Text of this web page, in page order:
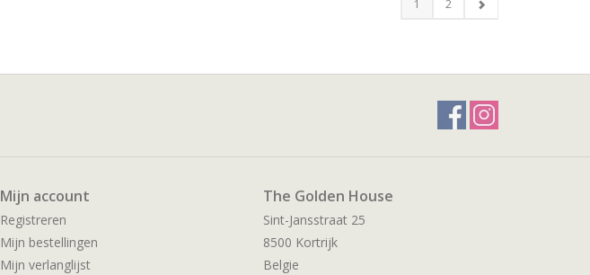
1 2
Mijn account
Registreren
Mijn bestellingen
Mijn verlanglijst
The Golden House
Sint-Jansstraat 25
8500 Kortrijk
Belgie